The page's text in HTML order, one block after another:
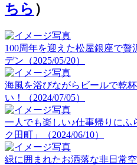
ちら ）
100周年を迎えた松屋銀座で
デン（2025/05/20）
海風を浴びながらビールで乾
い！（2024/07/05）
一人でも楽しい♪仕事帰りにふ
ク田町」（2024/06/10）
緑に囲まれたお洒落な非日常